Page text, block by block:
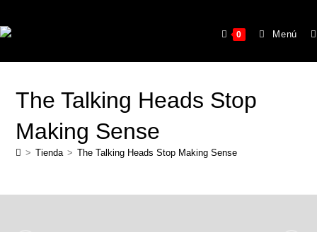
0 Menú
The Talking Heads Stop
Making Sense
> Tienda > The Talking Heads Stop Making Sense